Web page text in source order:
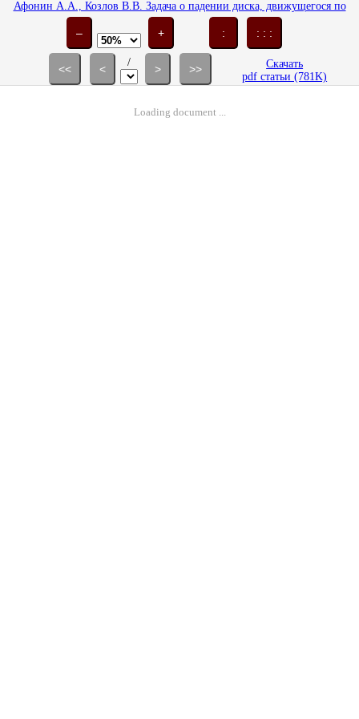
Афонин А.А., Козлов В.В. Задача о падении диска, движущегося по
горизонтальной плоскости // Изв. АН. МТТ. 1997. № 1. С. 7-13.
– + : : : :
<< <
/
> >>
Скачать
pdf статьи (781K)
Loading document ...